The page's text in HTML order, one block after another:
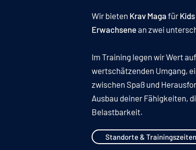
Wir bieten Krav Maga für
Erwachsenean zwei
Im Training legen wir Wert
wertschätzenden Umgang,
zwischen Spaß und
Ausbau deiner Fähigkeiten,
Belastbarkeit.
Standorte & Trainingszeiten